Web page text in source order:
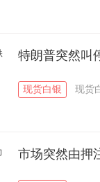
特朗普突然叫
现货白银 现货
市场突然由押